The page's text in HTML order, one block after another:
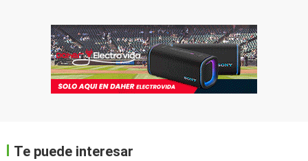
Te puede interesar